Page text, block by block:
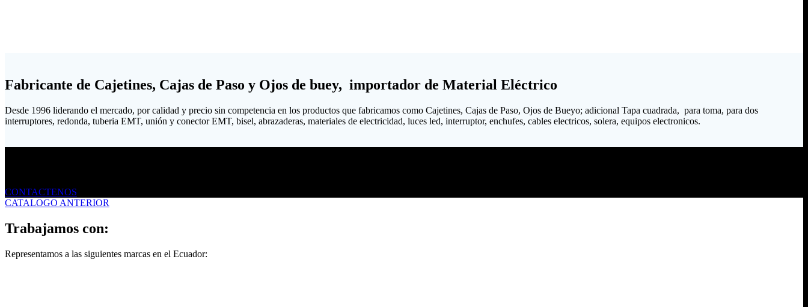
Fabricante de Cajetines, Cajas de Paso y Ojos de buey, importador de Material Eléctrico
Desde 1996 liderando el mercado, por calidad y precio sin competencia en los productos que fabricamos como Cajetines, Cajas de Paso, Ojos de Bueyo; adicional Tapa cuadrada, para toma, para dos
interruptores, redonda, tuberia EMT, unión y conector EMT, bisel, abrazaderas, materiales de electricidad, luces led, interruptor, enchufes, cables electricos, solera, equipos electronicos.
CONTACTENOS
CATALOGO ANTERIOR
Trabajamos con:
Representamos a las siguientes marcas en el Ecuador: